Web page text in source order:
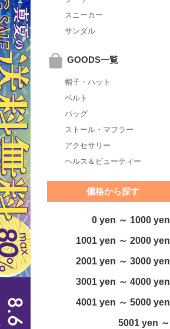
スニーカー
サンダル
GOODS一覧
帽子・ハット
ベルト
バッグ
ストール・マフラー
アクセサリー
ヘルス＆ビューティー
価格から探す
0 yen ～ 1000 yen
1001 yen ～ 2000 yen
2001 yen ～ 3000 yen
3001 yen ～ 4000 yen
4001 yen ～ 5000 yen
5001 yen ～